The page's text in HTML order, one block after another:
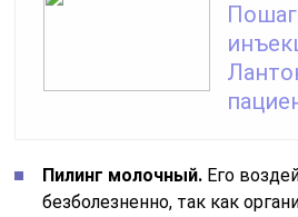
Пилинг молочный. Его
безболезненно, так как